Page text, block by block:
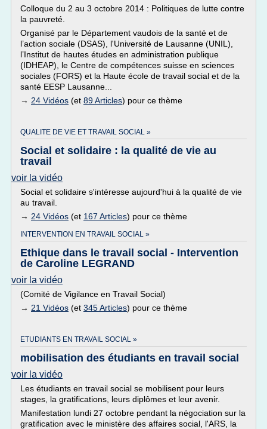
Colloque du 2 au 3 octobre 2014 : Politiques de lutte contre
la pauvreté.
Organisé par le Département vaudois de la santé et de
l’action sociale (DSAS), l'Université de Lausanne (UNIL),
l’Institut de hautes études en administration publique
(IDHEAP), le Centre de compétences suisse en sciences
sociales (FORS) et la Haute école de travail social et de la
santé EESP Lausanne...
→ 24 Vidéos (et 89 Articles) pour ce thème
QUALITE DE VIE ET TRAVAIL SOCIAL »
Social et solidaire : la qualité de vie au
travail
voir la vidéo
Social et solidaire s'intéresse aujourd'hui à la qualité de vie
au travail.
→ 24 Vidéos (et 167 Articles) pour ce thème
INTERVENTION EN TRAVAIL SOCIAL »
Ethique dans le travail social - Intervention
de Caroline LEGRAND
voir la vidéo
(Comité de Vigilance en Travail Social)
→ 21 Vidéos (et 345 Articles) pour ce thème
ETUDIANTS EN TRAVAIL SOCIAL »
mobilisation des étudiants en travail social
voir la vidéo
Les étudiants en travail social se mobilisent pour leurs
stages, la gratifications, leurs diplômes et leur avenir.
Manifestation lundi 27 octobre pendant la négociation sur la
gratification avec le ministère des affaires social, l'ARS, la